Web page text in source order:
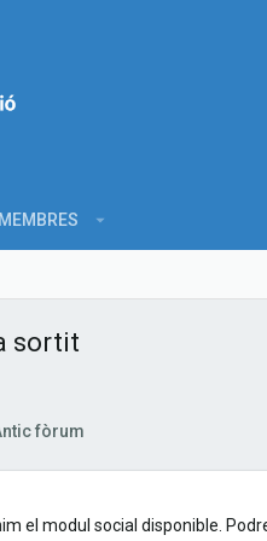
MEMBRES
sortit
fòrum
el modul social disponible.